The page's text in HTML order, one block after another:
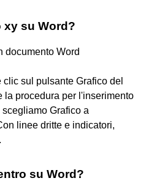
xy su Word?
documento Word
sul pulsante Grafico del
la procedura per l'inserimento
Grafico a
linee dritte e indicatori,
su Word?